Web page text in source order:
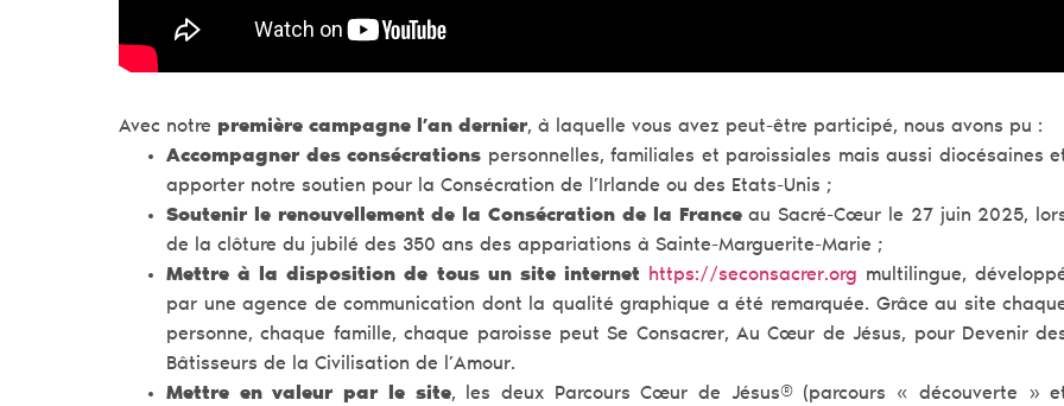
Avec notre première campagne l’an dernier, à laquelle vous avez peut-être participé, nous avons pu :
Accompagner des consécrations personnelles, familiales et paroissiales mais aussi diocésaines
apporter notre soutien pour la Consécration de l’Irlande ou des Etats-Unis ;
Soutenir le renouvellement de la Consécration de la Franceau Sacré-Cœur le 27 juin 2025,
de la clôture du jubilé des 350 ans des appariations à Sainte-Marguerite-Marie ;
Mettre à la disposition de tous un site internet https://seconsacrer.org multilingue,
par une agence de communication dont la qualité graphique a été remarquée. Grâce au site
personne, chaque famille, chaque paroisse peut Se Consacrer, Au Cœur de Jésus, pour Devenir
Bâtisseurs de la Civilisation de l’Amour.
Mettre en valeur par le site, les deux Parcours Cœur de Jésus® (parcours « découverte »